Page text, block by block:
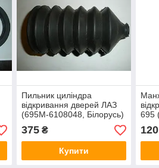
Пильник циліндра
відкривання дверей ЛАЗ
(695М-6108048, Білорусь)
375₴
Купити
695
120